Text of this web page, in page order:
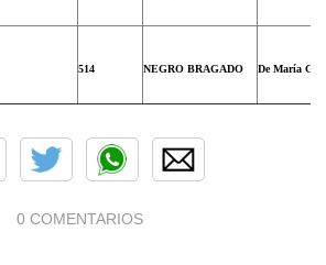
514 NEGRO BRAGADO De María
0 COMENTARIOS